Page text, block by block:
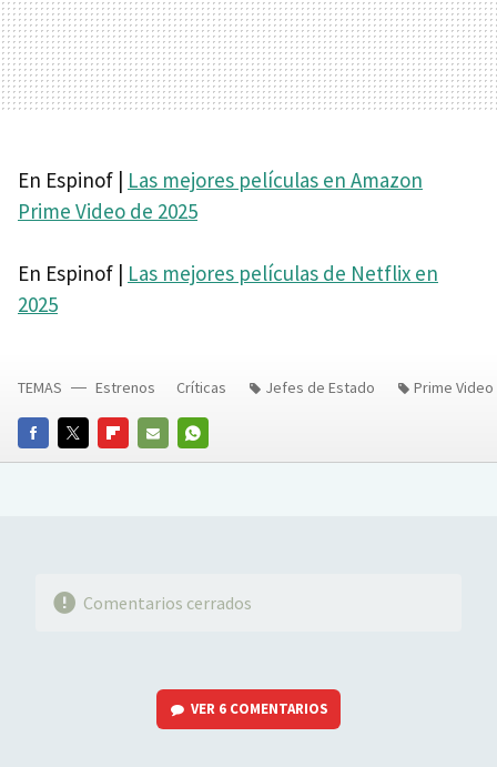
En Espinof | Las mejores películas en Amazon
Prime Video de 2025
En Espinof | Las mejores películas de Netflix en
2025
FACEBOOKTWITTERFLIPBOARD
E-
WHATSAPP
TEMAS Estrenos Críticas Jefes de Estado Prime Video
Comentarios cerrados
VER 6 COMENTARIOS